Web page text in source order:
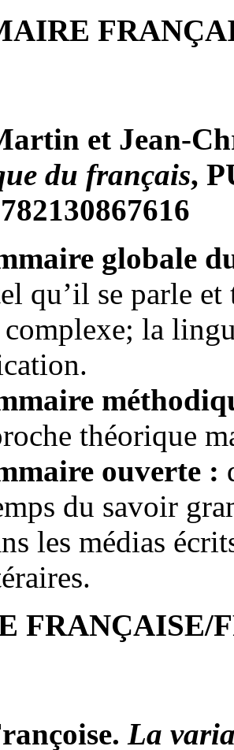
et Jean-
du français,
globale
qu’il se parle
complexe; la
théorique
ouverte :
du savoir
les médias
FRANÇAISE/
La